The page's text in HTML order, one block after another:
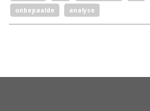
onbepaalde
analyse